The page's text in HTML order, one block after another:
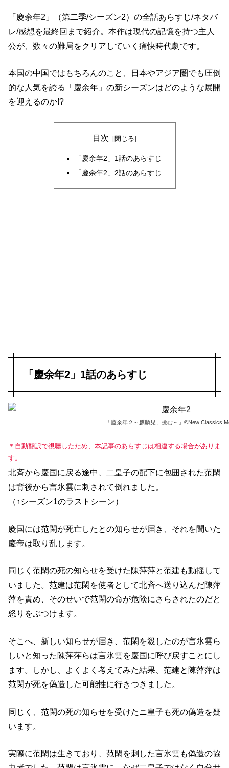
「慶余年2」（第二季/シーズン2）の全話あらすじ/ネタバ
レ/感想を最終回まで紹介。本作は現代の記憶を持つ主人
公が、数々の難局をクリアしていく痛快時代劇です。
本国の中国ではもちろんのこと、日本やアジア圏でも圧倒
的な人気を誇る「慶余年」の新シーズンはどのような展開
を迎えるのか!?
目次
「慶余年2」1話のあらすじ
「慶余年2」2話のあらすじ
「慶余年2」1話のあらすじ
「慶余年２～麒麟児、挑む～」©New Classics
＊自動翻訳で視聴したため、本記事のあらすじは相違する場合がありま
す。
北斉から慶国に戻る途中、二皇子の配下に包囲された范閑
は背後から言氷雲に刺されて倒れました。
（↑シーズン1のラストシーン）
慶国には范閑が死亡したとの知らせが届き、それを聞いた
慶帝は取り乱します。
同じく范閑の死の知らせを受けた陳萍萍と范建も動揺して
いました。范建は范閑を使者として北斉へ送り込んだ陳萍
萍を責め、そのせいで范閑の命が危険にさらされたのだと
怒りをぶつけます。
そこへ、新しい知らせが届き、范閑を殺したのが言氷雲ら
しいと知った陳萍萍らは言氷雲を慶国に呼び戻すことにし
ます。しかし、よくよく考えてみた結果、范建と陳萍萍は
范閑が死を偽造した可能性に行きつきました。
同じく、范閑の死の知らせを受けたニ皇子も死の偽造を疑
います。
実際に范閑は生きており、范閑を刺した言氷雲も偽造の協